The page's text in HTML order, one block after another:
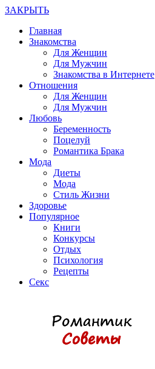
ЗАКРЫТЬ
Главная
Знакомства
Для Женщин
Для Мужчин
Знакомства в Интернете
Отношения
Для Женщин
Для Мужчин
Любовь
Беременность
Поцелуй
Романтика Брака
Мода
Диеты
Мода
Стиль Жизни
Здоровье
Популярное
Книги
Конкурсы
Отдых
Психология
Рецепты
Секс